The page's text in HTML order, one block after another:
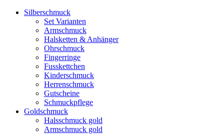
Silberschmuck
Set Varianten
Armschmuck
Halsketten & Anhänger
Ohrschmuck
Fingerringe
Fusskettchen
Kinderschmuck
Herrenschmuck
Gutscheine
Schmuckpflege
Goldschmuck
Halsschmuck gold
Armschmuck gold